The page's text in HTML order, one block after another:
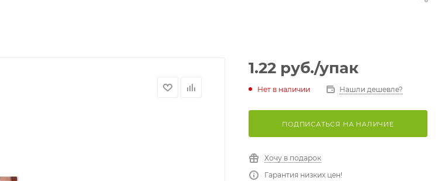
1.22 руб./упак
Нет в наличии Нашли дешевле?
ПОДПИСАТЬСЯ НА НАЛИЧИЕ
Хочу в подарок
Гарантия низких цен!